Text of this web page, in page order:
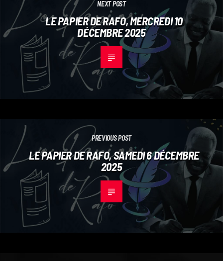
NEXT POST
LE PAPIER DE RAFO, MERCREDI 10
DÉCEMBRE 2025
PREVIOUS POST
LE PAPIER DE RAFO, SAMEDI 6 DÉCEMBRE
2025